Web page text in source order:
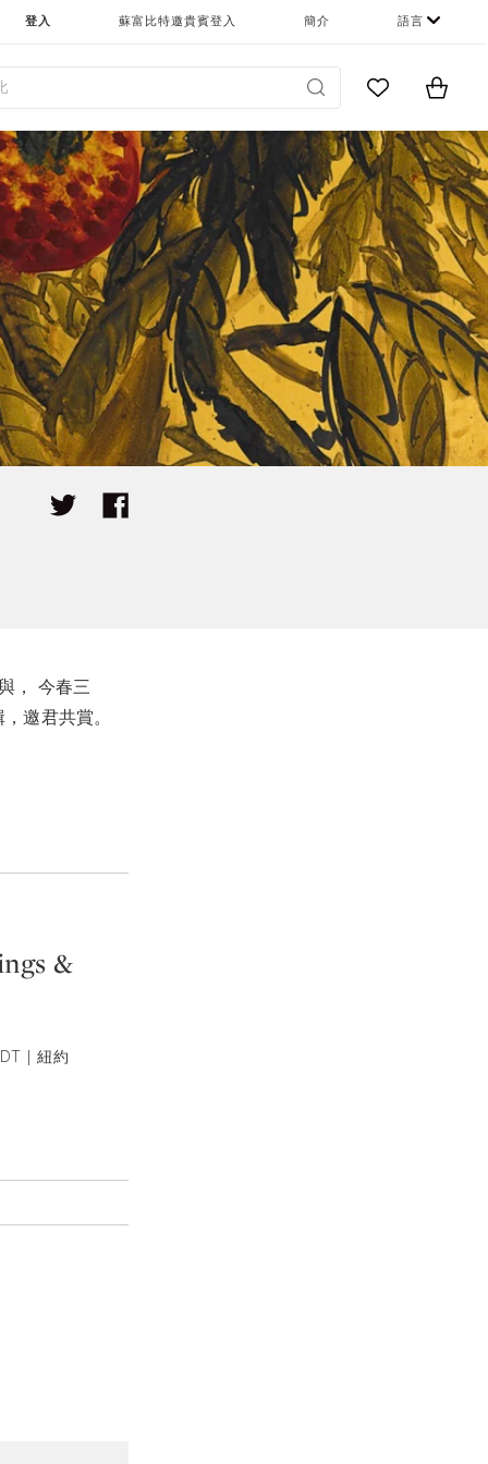
登入 蘇富比特邀貴賓登入 簡介 語言
Go to MyItems
， 今春三
邀君共賞。
&
| 紐約